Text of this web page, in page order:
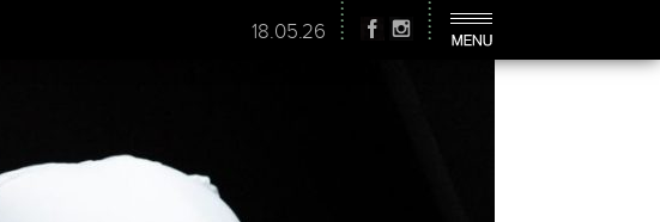
18.05.26